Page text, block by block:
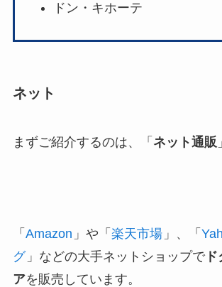
ドン・キホーテ
ネット
まずご紹介するのは、「 ネット通販 」
「 Amazon 」や「 楽天市場 」、「
グ」などの大手ネットショップでド
アを販売しています。